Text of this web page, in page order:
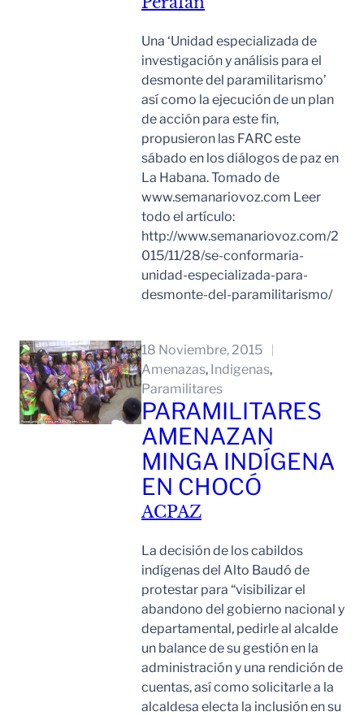
Una ‘Unidad especializada de
investigación y análisis para el
desmonte del paramilitarismo’
así como la ejecución de un plan
de acción para este fin,
propusieron las FARC este
sábado en los diálogos de paz en
La Habana. Tomado de
www.semanariovoz.com Leer
todo el artículo:
http://www.semanariovoz.com/2
015/11/28/se-conformaria-
unidad-especializada-para-
desmonte-del-paramilitarismo/
18 Noviembre, 2015
Amenazas, Indigenas
Paramilitares
PARAMILITARES
AMENAZAN
MINGA INDÍGENA
EN CHOCÓ
ACPAZ
La decisión de los cabildos
indígenas del Alto Baudó de
protestar para “visibilizar el
abandono del gobierno nacional y
departamental, pedirle al alcalde
un balance de su gestión en la
administración y una rendición de
cuentas, así como solicitarle a la
alcaldesa electa la inclusión en su